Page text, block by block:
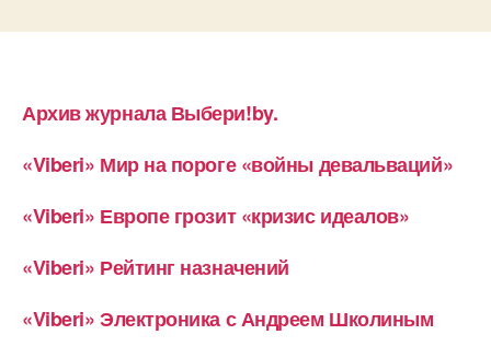
Архив журнала Выбери!by.
«Viberi» Мир на пороге «войны девальваций»
«Viberi» Европе грозит «кризис идеалов»
«Viberi» Рейтинг назначений
«Viberi» Электроника с Андреем Школиным